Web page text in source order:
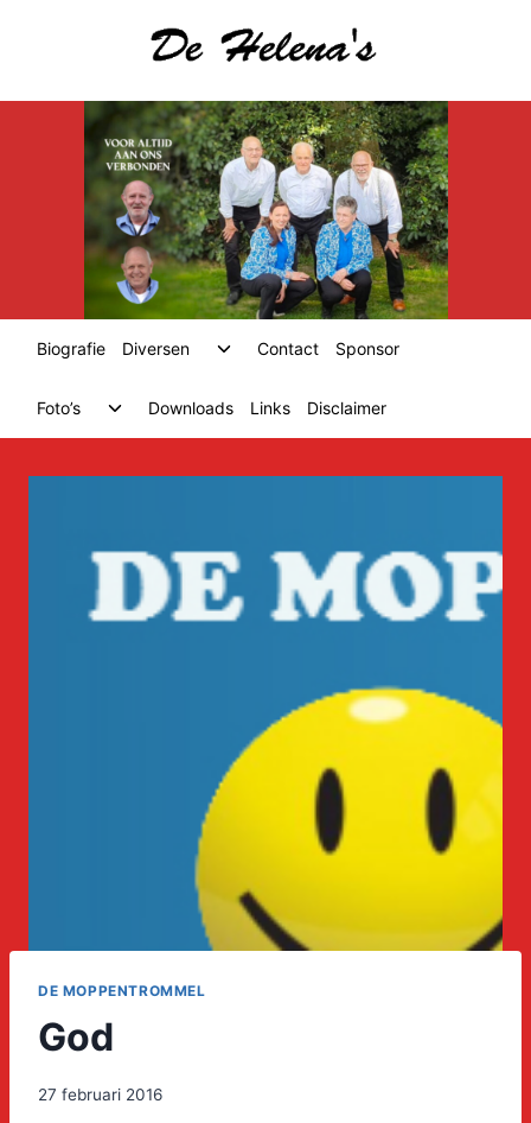
Biografie Diversen
ToggleContact Sponsor
Foto’s
ToggleDownloads Links Disclaimer
DE MOPPENTROMMEL
God
27 februari 2016